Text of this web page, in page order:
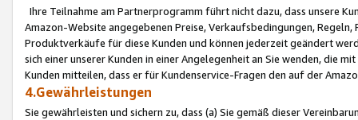
Ihre Teilnahme am Partnerprogramm führt nicht dazu, dass unsere
Amazon-Website angegebenen Preise, Verkaufsbedingungen,
Produktverkäufe für diese Kunden und können jederzeit geändert
sich einer unserer Kunden in einer Angelegenheit an Sie wenden, die
Kunden mitteilen, dass er für Kundenservice-Fragen den auf der
4.Gewährleistungen
Sie gewährleisten und sichern zu, dass (a) Sie gemäß dieser